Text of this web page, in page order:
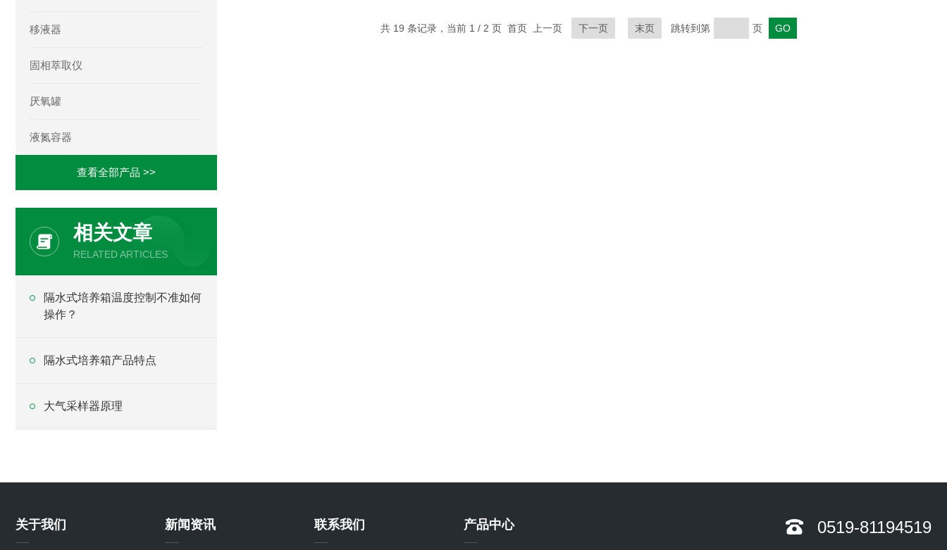
移液器
固相萃取仪
厌氧罐
液氮容器
查看全部产品 >>
相关文章
RELATED ARTICLES
隔水式培养箱温度控制不准如何
操作？
隔水式培养箱产品特点
大气采样器原理
共 19 条记录，当前 1 / 2 页 首页 上一页 下一页 末页 跳转到第 页
关于我们 新闻资讯 联系我们 产品中心 0519-81194519